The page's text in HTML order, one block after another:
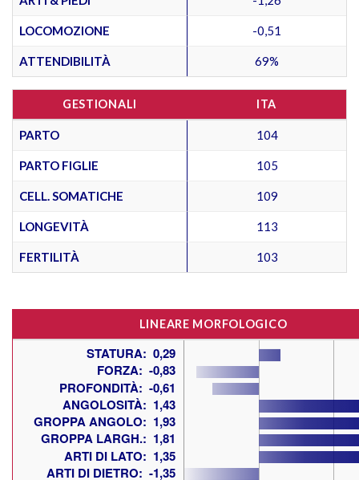
LOCOMOZIONE -0,51
ATTENDIBILITÀ 69%
GESTIONALI ITA
PARTO 104
PARTO FIGLIE 105
CELL. SOMATICHE 109
LONGEVITÀ 113
FERTILITÀ 103
LINEARE MORFOLOGICO